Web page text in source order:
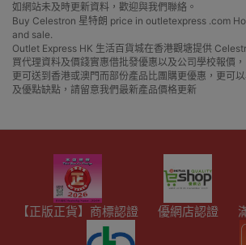
如網站未及時更新資料，歡迎與我們聯絡。
Buy Celestron 星特朗 price in outletexpress .com
and sale.
Outlet Express HK 生活百貨城在香港觀塘提供
買代理資料及價錢實惠借批發優惠以及公司學校報價，
更可送到香港或澳門而部份產品比團購更優惠，更可
及優點缺點，請留意我們最新產品價格更新
【正版正貨】商標認證 優網店認證